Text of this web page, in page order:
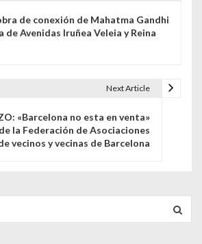
de conexión de Mahatma Gandhi
de Avenidas Iruñea Veleia y Reina
Next Article
«Barcelona no esta en venta»
la Federación de Asociaciones
vecinos y vecinas de Barcelona